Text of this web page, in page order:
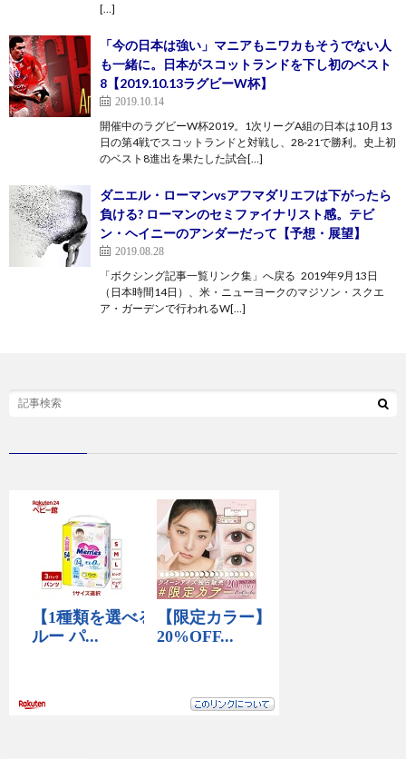
[…]
「今の日本は強い」マニアもニワカもそうでない人
も一緒に。日本がスコットランドを下し初のベスト
8【2019.10.13ラグビーW杯】
2019.10.14
開催中のラグビーW杯2019。1次リーグA組の日本は10月13
日の第4戦でスコットランドと対戦し、28-21で勝利。史上初
のベスト8進出を果たした試合[…]
ダニエル・ローマンvsアフマダリエフは下がったら
負ける? ローマンのセミファイナリスト感。テビ
ン・ヘイニーのアンダーだって【予想・展望】
2019.08.28
「ボクシング記事一覧リンク集」へ戻る 2019年9月13日
（日本時間14日）、米・ニューヨークのマジソン・スクエ
ア・ガーデンで行われるW[…]